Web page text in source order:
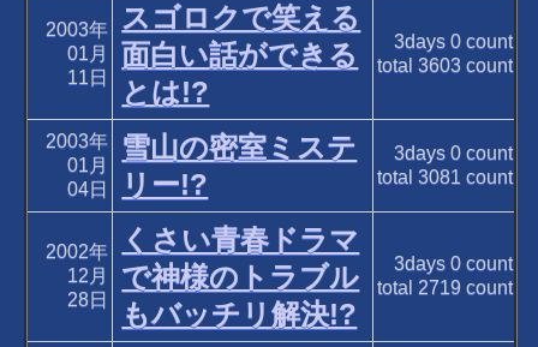
2003年
01月
11日
スゴロクで笑える
面白い話ができる
とは!?
3days 0count
total 3603count
2003年
01月
04日
雪山の密室ミステ
リー!?
3days 0count
total 3081 count
2002年
12月
28日
くさい青春ドラマ
で神様のトラブル
もバッチリ解決!?
3days 0count
total 2719 count